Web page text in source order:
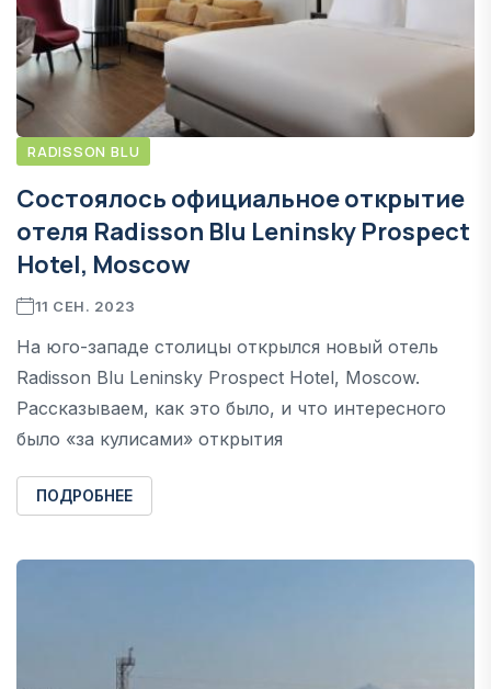
RADISSON BLU
Состоялось официальное открытие
отеля Radisson Blu Leninsky Prospect
Hotel, Moscow
11 СЕН. 2023
На юго-западе столицы открылся новый отель
Radisson Blu Leninsky Prospect Hotel, Moscow.
Рассказываем, как это было, и что интересного
было «за кулисами» открытия
ПОДРОБНЕЕ